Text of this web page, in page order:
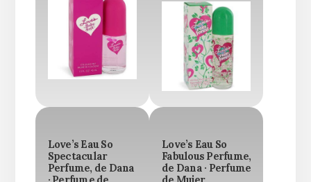
Love’s Eau So
Spectacular
Perfume, de Dana
Love’s Eau So
Fabulous Perfume,
de Dana · Perfume